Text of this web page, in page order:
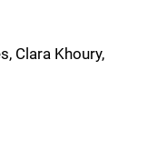
Clara Khoury,